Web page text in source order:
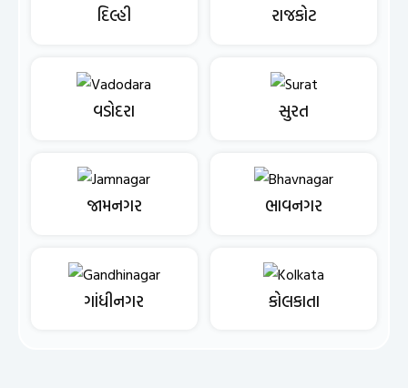
દિલ્હી રાજકોટ
વડોદરા સુરત
જામનગર ભાવનગર
ગાંધીનગર કોલકાતા